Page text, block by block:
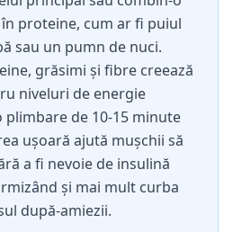
proteine, cum ar fi puiul
sau un pumn de nuci.
grăsimi și fibre creează
niveluri de energie
plimbare de 10-15 minute
ușoară ajută mușchii să
a fi nevoie de insulină
și mai mult curba
după-amiezii.